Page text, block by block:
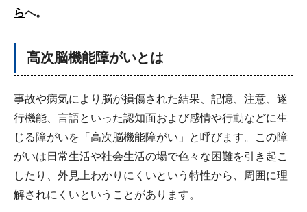
らへ。
高次脳機能障がいとは
事故や病気により脳が損傷された結果、記憶、注意、遂
行機能、言語といった認知面および感情や行動などに生
じる障がいを「高次脳機能障がい」と呼びます。この障
がいは日常生活や社会生活の場で色々な困難を引き起こ
したり、外見上わかりにくいという特性から、周囲に理
解されにくいということがあります。